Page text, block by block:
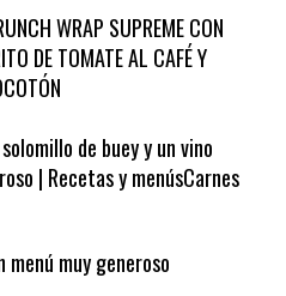
WRAP SUPREME CON
DE TOMATE AL CAFÉ Y
de buey y un vino